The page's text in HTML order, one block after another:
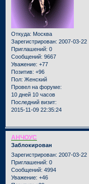
Откуда: Москва
Зарегистрирован: 2007-03-22
Приглашений: 0
Сообщений: 9667
Уважение: +77
Позитив: +96
Пол: Женский
Провел на форуме:
10 дней 10 часов
Последний визит:
2015-11-09 22:35:24
АНЧОУС
Заблокирован
Зарегистрирован: 2007-03-22
Приглашений: 0
Сообщений: 4994
Уважение: +46